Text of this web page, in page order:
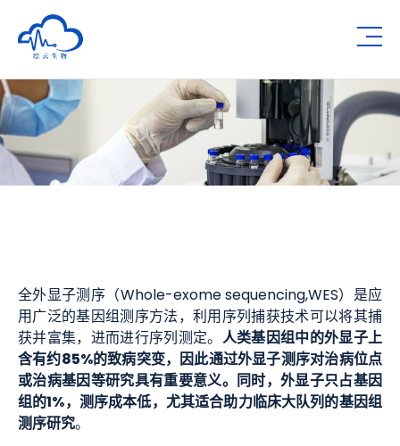
深圳市绘云生物科技有限公司
全外显子测序（Whole-exome sequencing,WES）是应
用广泛的基因组测序方法，利用序列捕获技术可以将其捕
获并富集，进而进行序列测定。 人类基因组中的外显子上
含有约85%的致病突变，因此通过外显子测序对治病位点
或治病基因等研究具有重要意义。同时，外显子只占基因
组的1%，测序成本低，尤其适合助力临床大队列的基因组
测序研究。